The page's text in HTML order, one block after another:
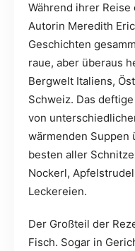
Während ihrer
Autorin Meredith
Geschichten
raue, aber überaus
Bergwelt Italiens,
Schweiz. Das
von
wärmenden Suppen
besten aller
Nockerl,
Leckereien.
Der Großteil der
Fisch. Sogar in